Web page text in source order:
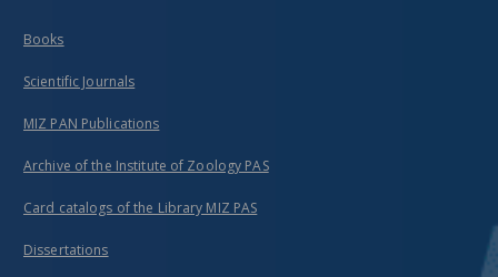
Books
Scientific Journals
MIZ PAN Publications
Archive of the Institute of Zoology PAS
Card catalogs of the Library MIZ PAS
Dissertations